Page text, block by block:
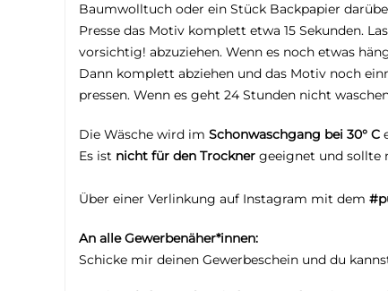
Baumwolltuch oder ein Stück Backpapier
Presse das Motiv komplett etwa 15 Sekunden.
vorsichtig! abzuziehen. Wenn es noch etwas
Dann komplett abziehen und das Motiv noch
pressen. Wenn es geht 24 Stunden nicht
Die Wäsche wird im Schonwaschgang bei 30° C
Es ist nicht für den Trockner geeignet und sollte
Über einer Verlinkung auf Instagram mit dem
An alle Gewerbenäher*innen:
Schicke mir deinen Gewerbeschein und du